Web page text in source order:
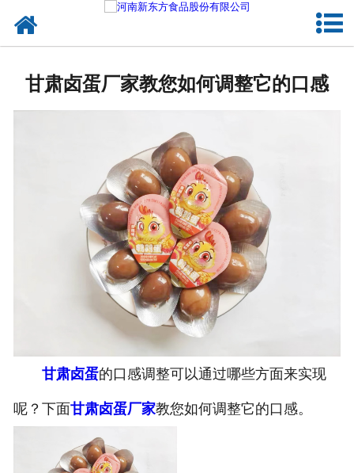
关于新东方
加入新东方
联系我们
甘肃卤蛋厂家教您如何调整它的口感
甘肃卤蛋的口感调整可以通过哪些方面来实现
呢？下面甘肃卤蛋厂家教您如何调整它的口感。